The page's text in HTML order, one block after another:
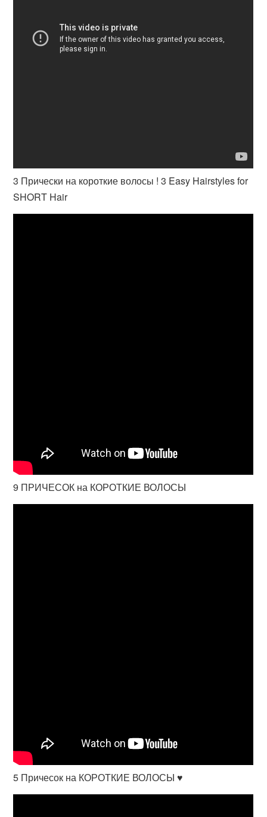
3 Прически на короткие волосы ! 3 Easy Hairstyles for
SHORT Hair
9 ПРИЧЕСОК на КОРОТКИЕ ВОЛОСЫ
5 Причесок на КОРОТКИЕ ВОЛОСЫ ♥